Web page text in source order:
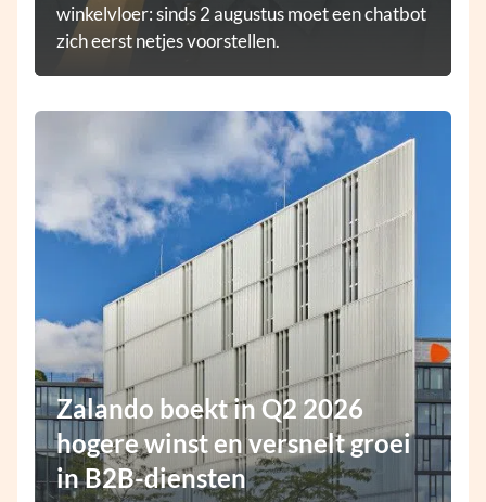
winkelvloer: sinds 2 augustus moet een chatbot
zich eerst netjes voorstellen.
Zalando boekt in Q2 2026
hogere winst en versnelt groei
in B2B-diensten